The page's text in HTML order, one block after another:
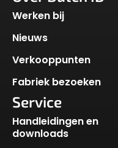
Werken bij
Nieuws
Verkooppunten
Fabriek bezoeken
Service
Handleidingen en
downloads